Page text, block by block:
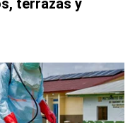
terrazas y